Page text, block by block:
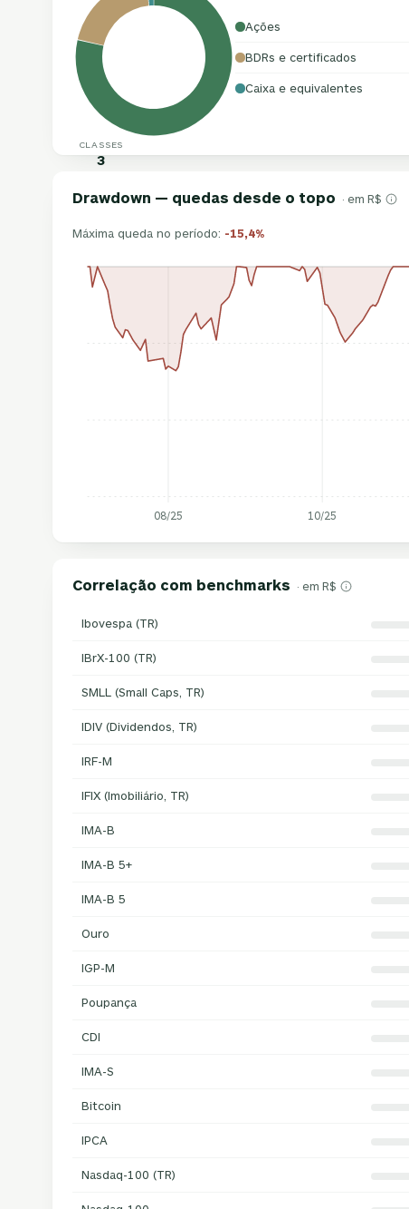
CLASSES
3
Ações
BDRs e certificados
Caixa e equivalentes
Drawdown — quedas desde o topo · em R$
Máxima queda no período: -15,4%
08/25 10/25
Correlação com benchmarks · em R$
Ibovespa (TR)
IBrX-100 (TR)
SMLL (Small Caps, TR)
IDIV (Dividendos, TR)
IRF-M
IFIX (Imobiliário, TR)
IMA-B
IMA-B 5+
IMA-B 5
Ouro
IGP-M
Poupança
CDI
IMA-S
Bitcoin
IPCA
Nasdaq-100 (TR)